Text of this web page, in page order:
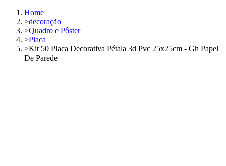
Home
>decoração
>Quadro e Pôster
>Placa
>Kit 50 Placa Decorativa Pétala 3d Pvc 25x25cm - Gh Papel
De Parede